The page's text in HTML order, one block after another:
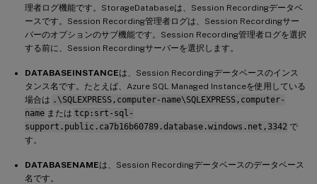
理者ログ機能です。StorageDatabaseは、Session Recordingデータベ
ースです。Session Recording管理者ログは、Session Recordingサー
バーのオプションのサブ機能です。Session Recording管理者ログを選択
する前に、Session Recordingサーバーを選択します。
DATABASEINSTANCEは、Session Recordingデータベースのインス
タンス名です。たとえば、Azure SQL Managed Instanceを使用している
場合は .\SQLEXPRESS,computer-name\SQLEXPRESS,computer-
name または tcp:srt-sql-
support.public.ca7b16b60789.database.windows.net,3342 で
す。
DATABASENAMEは、Session Recordingデータベースのデータベース
名です。